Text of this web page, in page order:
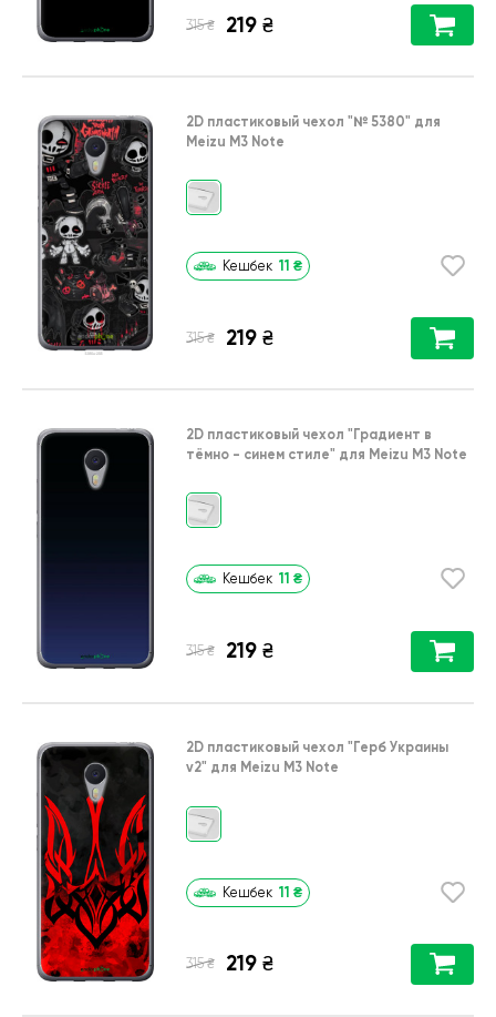
315 ₴ 219 ₴
2D пластиковый чехол "№ 5380" для
Meizu M3 Note
Кешбек 11 ₴
315 ₴ 219 ₴
2D пластиковый чехол "Градиент в
тёмно - синем стиле" для Meizu M3 Note
Кешбек 11 ₴
315 ₴ 219 ₴
2D пластиковый чехол "Герб Украины
v2" для Meizu M3 Note
Кешбек 11 ₴
315 ₴ 219 ₴